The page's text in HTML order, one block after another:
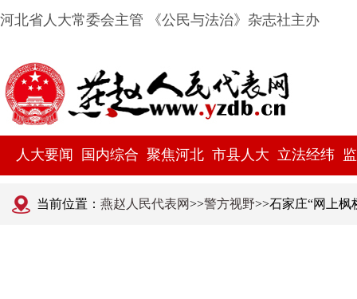
河北省人大常委会主管 《公民与法治》杂志社主办
人大要闻 国内综合 聚焦河北 市县人大 立法经纬
当前位置： 燕赵人民代表网>>警方视野>>石家庄“网上枫